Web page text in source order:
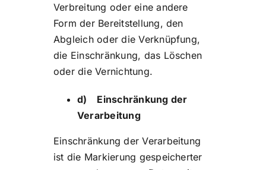
Verbreitung oder eine andere
Form der Bereitstellung, den
Abgleich oder die Verknüpfung,
die Einschränkung, das Löschen
oder die Vernichtung.
d) Einschränkung der
Verarbeitung
Einschränkung der Verarbeitung
ist die Markierung gespeicherter